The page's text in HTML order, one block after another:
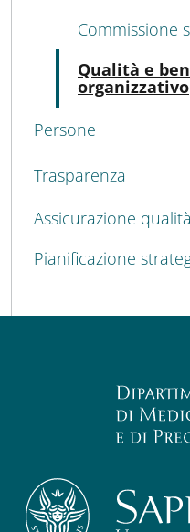
Commissione
Qualità e
organizzativo
Persone
Trasparenza
Assicurazione qualità
Pianificazione